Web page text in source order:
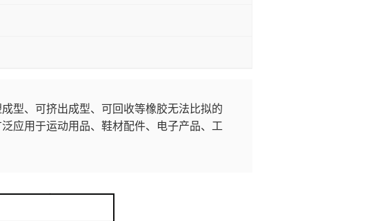
型、可挤出成型、可回收等橡胶无法比拟的
应用于运动用品、鞋材配件、电子产品、工